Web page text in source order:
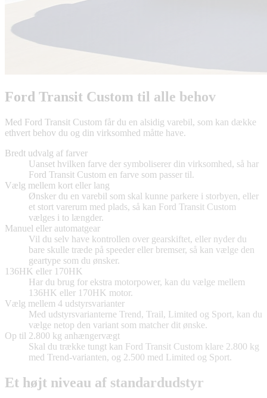
Ford Transit Custom til alle behov
Med Ford Transit Custom får du en alsidig varebil, som kan dække
ethvert behov du og din virksomhed måtte have.
Bredt udvalg af farver
Uanset hvilken farve der symboliserer din virksomhed, så har
Ford Transit Custom en farve som passer til.
Vælg mellem kort eller lang
Ønsker du en varebil som skal kunne parkere i storbyen, eller
et stort varerum med plads, så kan Ford Transit Custom
vælges i to længder.
Manuel eller automatgear
Vil du selv have kontrollen over gearskiftet, eller nyder du
bare skulle træde på speeder eller bremser, så kan vælge den
geartype som du ønsker.
136HK eller 170HK
Har du brug for ekstra motorpower, kan du vælge mellem
136HK eller 170HK motor.
Vælg mellem 4 udstyrsvarianter
Med udstyrsvarianterne Trend, Trail, Limited og Sport, kan du
vælge netop den variant som matcher dit ønske.
Op til 2.800 kg anhængervægt
Skal du trække tungt kan Ford Transit Custom klare 2.800 kg
med Trend-varianten, og 2.500 med Limited og Sport.
Et højt niveau af standardudstyr